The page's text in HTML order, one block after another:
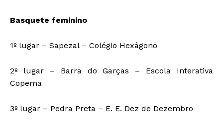
Basquete feminino
1º lugar – Sapezal – Colégio Hexágono
2º lugar – Barra do Garças – Escola Interativa
Copema
3º lugar – Pedra Preta – E. E. Dez de Dezembro